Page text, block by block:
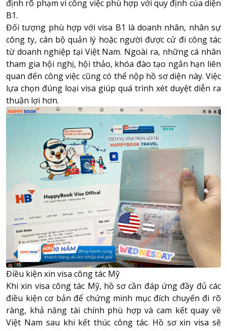
định rõ phạm vi công việc phù hợp với quy định của diện
B1.
Đối tượng phù hợp với visa B1 là doanh nhân, nhân sự
công ty, cán bộ quản lý hoặc người được cử đi công tác
từ doanh nghiệp tại Việt Nam. Ngoài ra, những cá nhân
tham gia hội nghị, hội thảo, khóa đào tạo ngắn hạn liên
quan đến công việc cũng có thể nộp hồ sơ diện này. Việc
lựa chọn đúng loại visa giúp quá trình xét duyệt diễn ra
thuận lợi hơn.
Điều kiện xin visa công tác Mỹ
Khi xin visa công tác Mỹ, hồ sơ cần đáp ứng đầy đủ các
điều kiện cơ bản để chứng minh mục đích chuyến đi rõ
ràng, khả năng tài chính phù hợp và cam kết quay về
Việt Nam sau khi kết thúc công tác. Hồ sơ xin visa sẽ